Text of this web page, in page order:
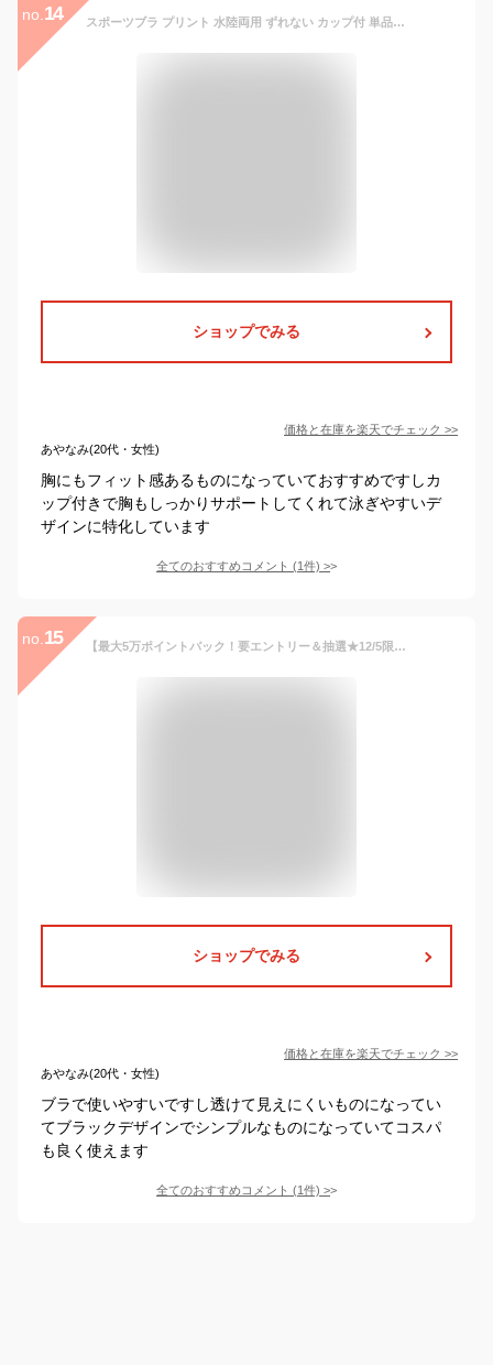
no. 14 スポーツブラ プリント 水陸両用 ずれない カップ付 単品 ヨガウェア ブラトップ トップス インナー スポブラ ブラパット付 トレーニング フィットネス ホットヨガ スイムブラ 水着 プール ダイビング SAP レッスン ダンス 衣装 柄
ショップでみる
価格と在庫を楽天でチェック >>
あやなみ(20代・女性)
胸にもフィット感あるものになっていておすすめですしカ
ップ付きで胸もしっかりサポートしてくれて泳ぎやすいデ
ザインに特化しています
全てのおすすめコメント (1件) >
no. 15 【最大5万ポイントバック！要エントリー＆抽選★12/5限定】フットマーク（FOOTMARK）（レディース）水着 レディース 水泳 24 スイムブラトップ 0242704-009
ショップでみる
価格と在庫を楽天でチェック >>
あやなみ(20代・女性)
ブラで使いやすいですし透けて見えにくいものになってい
てブラックデザインでシンプルなものになっていてコスパ
も良く使えます
全てのおすすめコメント (1件) >